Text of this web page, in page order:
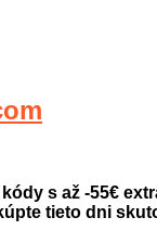
s až -55€
tieto dni